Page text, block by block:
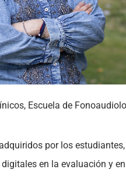
Escuela de
por los
en la evaluación y